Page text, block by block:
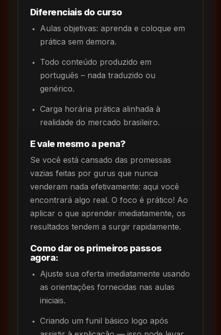
Diferenciais do curso
Aulas objetivas: aprenda e coloque em
prática sem demora.
Todo conteúdo produzido em
português – nada traduzido ou
genérico.
Carga horária prática alinhada à
realidade do mercado brasileiro.
E vale mesmo a pena?
Se você está cansado das promessas
vazias feitas por gurus que nunca
venderam nada efetivamente: aqui você
encontrará algo real. O foco é prático! Ao
aplicar o que aprender imediatamente, os
resultados tendem a surgir rapidamente.
Como dar os primeiros passos
agora:
Ajuste sua oferta imediatamente usando
as orientações fornecidas nas aulas
iniciais.
Criando um funil básico logo após